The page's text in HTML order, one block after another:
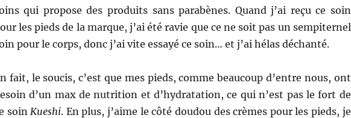
qui propose desproduits sans parabènes. Quand j’ai reçu ce soin
les pieds de la marque, j’ai été ravie que ce ne soit pas un sempiternel
pour le corps, donc j’ai vite essayé ce soin… et j’ai hélas déchanté.
fait, le soucis, c’est que mes pieds, comme beaucoup d’entre nous, ont
d’un max de nutrition et d’hydratation, ce qui n’est pas le fort de
soin Kueshi. En plus, j’aime le côté doudou des crèmes pour les pieds, je